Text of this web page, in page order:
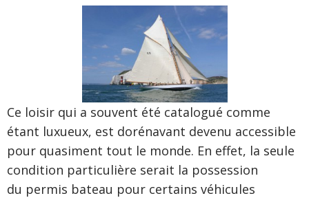
Ce loisir qui a souvent été catalogué comme
étant luxueux, est dorénavant devenu accessible
pour quasiment tout le monde. En effet, la seule
condition particulière serait la possession
du permis bateau pour certains véhicules